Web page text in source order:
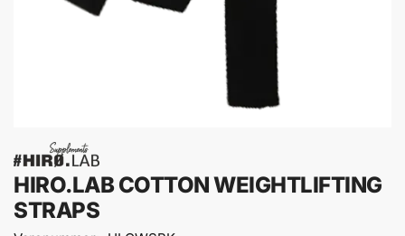
HIRO.LAB COTTON WEIGHTLIFTING
STRAPS